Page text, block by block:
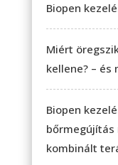
Biopen
Miért
kellene? – és
Biopen
bőrmegújítás
kombinált